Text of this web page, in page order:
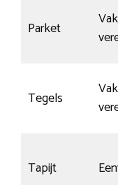
Parket
Tegels
Tapijt